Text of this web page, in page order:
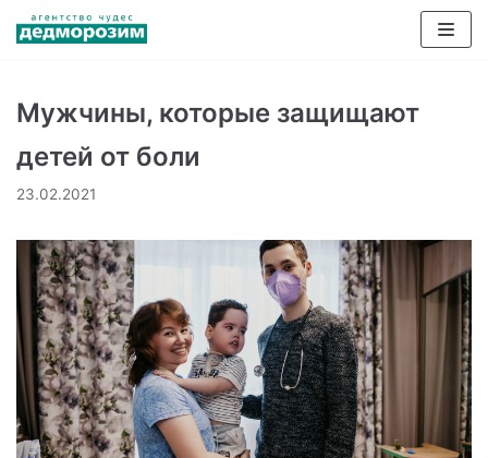
Перейти
Мужчины, которые защищают
детей от боли
23.02.2021